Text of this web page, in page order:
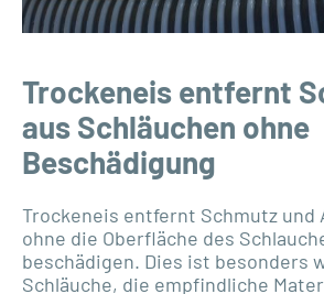
Trockeneis entfernt
aus Schläuchen ohne
Beschädigung
Trockeneis entfernt Schmutz und
ohne die Oberfläche des
beschädigen. Dies ist besonders
Schläuche, die empfindliche